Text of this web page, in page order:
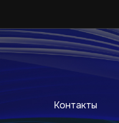
Контакты